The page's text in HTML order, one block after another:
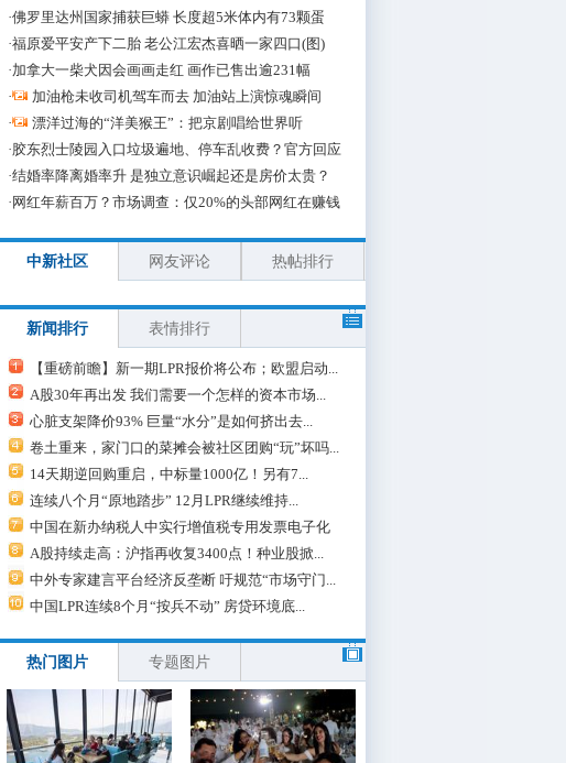
·佛罗里达州国家捕获巨蟒 长度超5米体内有73颗蛋
·福原爱平安产下二胎 老公江宏杰喜晒一家四口(图)
·加拿大一柴犬因会画画走红 画作已售出逾231幅
·
加油枪未收司机驾车而去 加油站上演惊魂瞬间
·
漂洋过海的“洋美猴王”：把京剧唱给世界听
·胶东烈士陵园入口垃圾遍地、停车乱收费？官方回应
·结婚率降离婚率升 是独立意识崛起还是房价太贵？
· 网红年薪百万？市场调查：仅20%的头部网红在赚钱
中新社区 网友评论 热帖排行
新闻排行 表情排行
【重磅前瞻】新一期LPR报价将公布；欧盟启动...
A股30年再出发 我们需要一个怎样的资本市场...
心脏支架降价93% 巨量“水分”是如何挤出去...
卷土重来，家门口的菜摊会被社区团购“玩”坏吗...
14天期逆回购重启，中标量1000亿！另有7...
连续八个月“原地踏步” 12月LPR继续维持...
中国在新办纳税人中实行增值税专用发票电子化
A股持续走高：沪指再收复3400点！种业股掀...
中外专家建言平台经济反垄断 吁规范“市场守门...
中国LPR连续8个月“按兵不动” 房贷环境底...
热门图片 专题图片